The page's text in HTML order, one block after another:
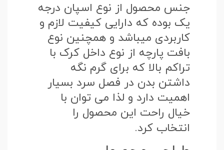
جنس محصول از نوع اسپان درجه
یک بوده که دارایی کیفیت لازم و
کاربردی میباشد و همچنین نوع
بافت پارچه از نوع داخل کرک با
تراکم بالا که برای گرم نگه
داشتن بدن در فصل سرد بسیار
اهمیت دارد و لذا می توان با
خیال راحت این محصول را
انتخاب کرد.